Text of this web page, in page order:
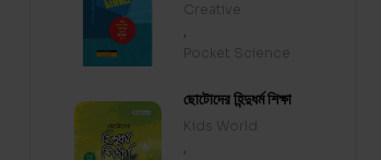
Creative
,
Pocket Science
ছোটোদের হিন্দুধর্ম শিক্ষা
Kids World
,